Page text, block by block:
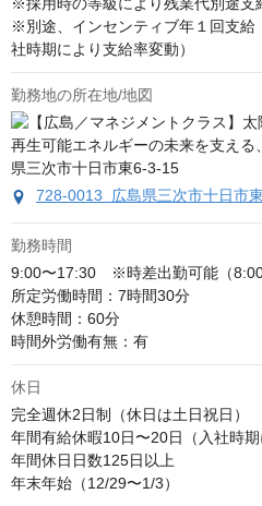
※採用時の等級により残業代別途支
※別途、インセンティブ年１回支給
社時期により支給率変動）
勤務地の所在地/地図
728-0013 広島県三次市十日市
勤務時間
9:00〜17:30　※時差出勤可能（
所定労働時間：7時間30分
休憩時間：60分
時間外労働有無：有
休日
完全週休2日制（休日は土日祝日）
年間有給休暇10日〜20日（入社時
年間休日日数125日以上
年末年始（12/29〜1/3）